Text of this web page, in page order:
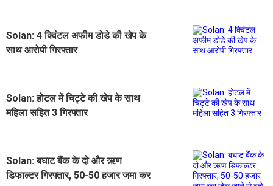
Solan: 4 क्विंटल अफीम डोडे की खेप के
साथ आरोपी गिरफ्तार
Solan: होटल में चिट्टे की खेप के साथ
महिला सहित 3 गिरफ्तार
Solan: बघाट बैंक के दो और ऋण
डिफाल्टर गिरफ्तार, 50-50 हजार जमा कर